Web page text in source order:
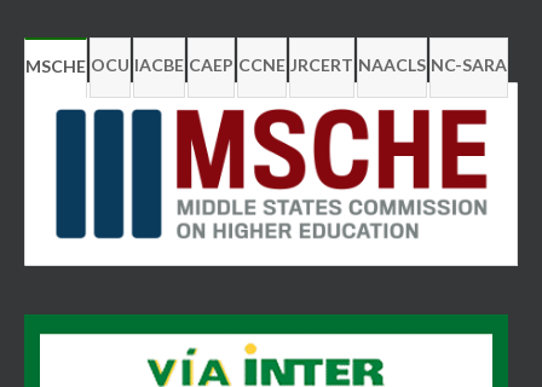
MSCHE OCU IACBE CAEP CCNE JRCERT NAACLS NC-SARA